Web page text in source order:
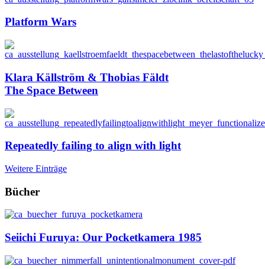
Platform Wars
Klara Källström & Thobias Fäldt
The Space Between
Repeatedly failing to align with light
Weitere Einträge
Bücher
Seiichi Furuya: Our Pocketkamera 1985